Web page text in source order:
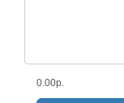
0.00р.